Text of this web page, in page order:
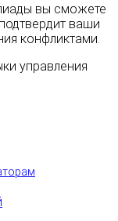
вы сможете
ваши
конфликтами.
управления